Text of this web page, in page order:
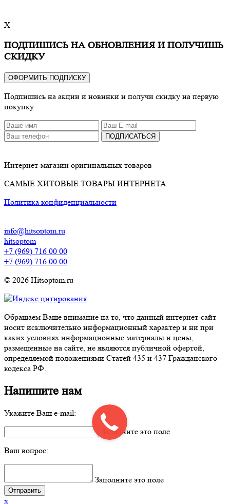
X
ПОДПИШИСЬ НА ОБНОВЛЕНИЯ И ПОЛУЧИШЬ
СКИДКУ
ОФОРМИТЬ ПОДПИСКУ
Подпишись на акции и новинки и получи скидку на первую
покупку
ПОДПИСАТЬСЯ
Интернет-магазин оригинальных товаров
САМЫЕ ХИТОВЫЕ ТОВАРЫ ИНТЕРНЕТА
Политика конфиденциальности
info@hitsoptom.ru
hitsoptom
+7 (969) 716 00 00
+7 (969) 716 00 00
© 2026 Hitsoptom.ru
Обращаем Ваше внимание на то, что данный интернет-сайт
носит исключительно информационный характер и ни при
каких условиях информационные материалы и цены,
размещенные на сайте, не являются публичной офертой,
определяемой положениями Статей 435 и 437 Гражданского
кодекса РФ.
Напишите нам
Укажите Ваш e-mail:
Заполните это поле
Ваш вопрос:
Заполните это поле
x